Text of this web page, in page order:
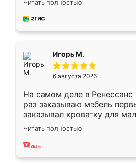
делу со всей
за день, ребята работали
Читать полностью
Игорь М.
6 августа 2026
На самом деле в
раз заказываю мебель
заказывал кроватку для
ребёнка при его рождении
заказал шкаф-купе. По
хорошее сборка достаточно
Читать полностью